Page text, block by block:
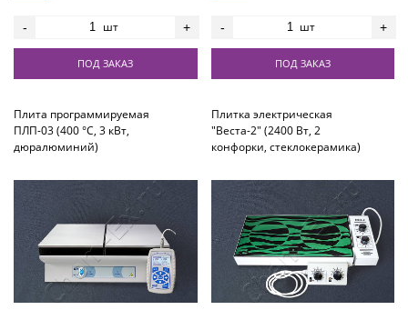
- шт +
ПОД ЗАКАЗ
- шт +
ПОД ЗАКАЗ
Плита программируемая
ПЛП-03 (400 °С, 3 кВт,
дюралюминий)
Плитка электрическая
"Веста-2" (2400 Вт, 2
конфорки, стеклокерамика)